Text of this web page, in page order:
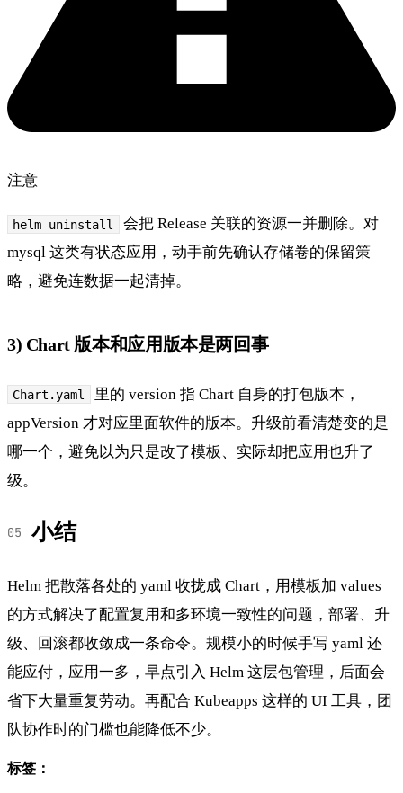
注意
helm uninstall
会把 Release 关联的资源一并删除。对
mysql 这类有状态应用，动手前先确认存储卷的保留策
略，避免连数据一起清掉。
3) Chart 版本和应用版本是两回事
Chart.yaml
里的 version 指 Chart 自身的打包版本，
appVersion 才对应里面软件的版本。升级前看清楚变的是
哪一个，避免以为只是改了模板、实际却把应用也升了
级。
小结
Helm 把散落各处的 yaml 收拢成 Chart，用模板加 values
的方式解决了配置复用和多环境一致性的问题，部署、升
级、回滚都收敛成一条命令。规模小的时候手写 yaml 还
能应付，应用一多，早点引入 Helm 这层包管理，后面会
省下大量重复劳动。再配合 Kubeapps 这样的 UI 工具，团
队协作时的门槛也能降低不少。
标签：